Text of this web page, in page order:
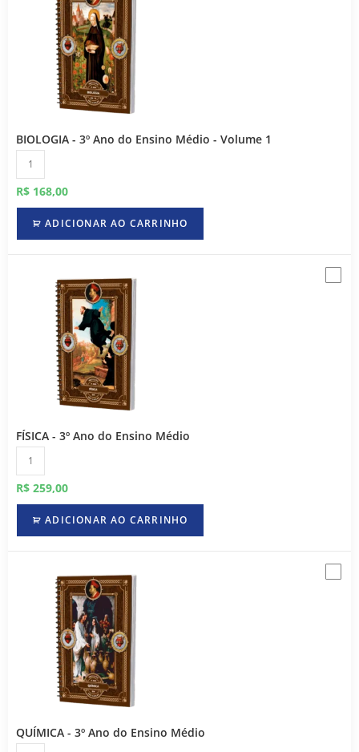
BIOLOGIA - 3º Ano do Ensino Médio - Volume 1
R$ 168,00
ADICIONAR AO CARRINHO
FÍSICA - 3º Ano do Ensino Médio
R$ 259,00
ADICIONAR AO CARRINHO
QUÍMICA - 3º Ano do Ensino Médio